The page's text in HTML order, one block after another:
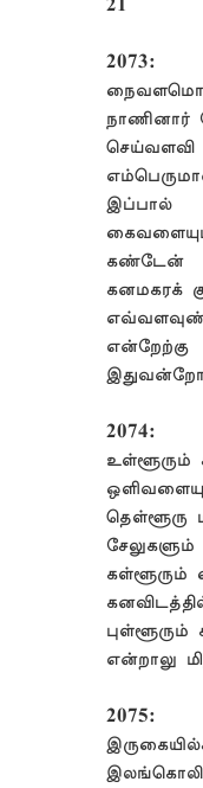
21
2073:
நாணினார்
இப்பால்
கண்டேன்
கனமகரக்
என்றேற்கு
இதுவன்றோ
2074:
தெள்ளூரு
என்றாலு
2075: